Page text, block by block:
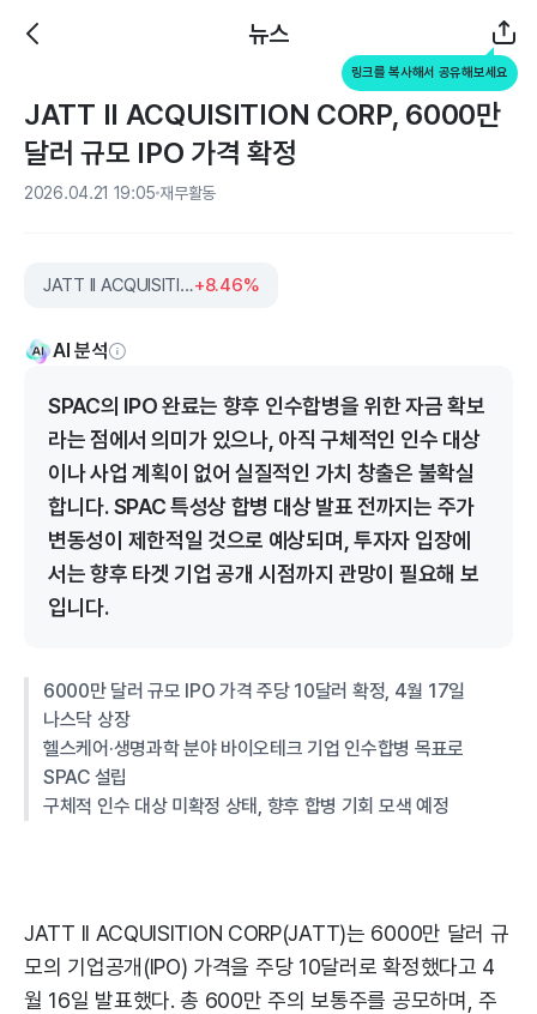
뉴스
링크를 복사해서 공유해보세요
JATT II ACQUISITION CORP, 6000만
달러 규모 IPO 가격 확정
2026.04.21 19:05 재무활동
JATT II ACQUISITION CORP+8.46%
AI 분석
SPAC의 IPO 완료는 향후 인수합병을 위한 자금 확보
라는 점에서 의미가 있으나, 아직 구체적인 인수 대상
이나 사업 계획이 없어 실질적인 가치 창출은 불확실
합니다. SPAC 특성상 합병 대상 발표 전까지는 주가
변동성이 제한적일 것으로 예상되며, 투자자 입장에
서는 향후 타겟 기업 공개 시점까지 관망이 필요해 보
입니다.
6000만 달러 규모 IPO 가격 주당 10달러 확정, 4월 17일
나스닥 상장
헬스케어·생명과학 분야 바이오테크 기업 인수합병 목표로
SPAC 설립
구체적 인수 대상 미확정 상태, 향후 합병 기회 모색 예정
JATT II ACQUISITION CORP(JATT)는 6000만 달러 규
모의 기업공개(IPO) 가격을 주당 10달러로 확정했다고 4
월 16일 발표했다. 총 600만 주의 보통주를 공모하며, 주